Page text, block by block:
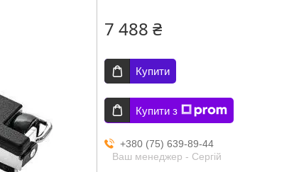
7 488 ₴
Купити
Купити з
+380 (75) 639-89-44
Ваш менеджер - Сергій